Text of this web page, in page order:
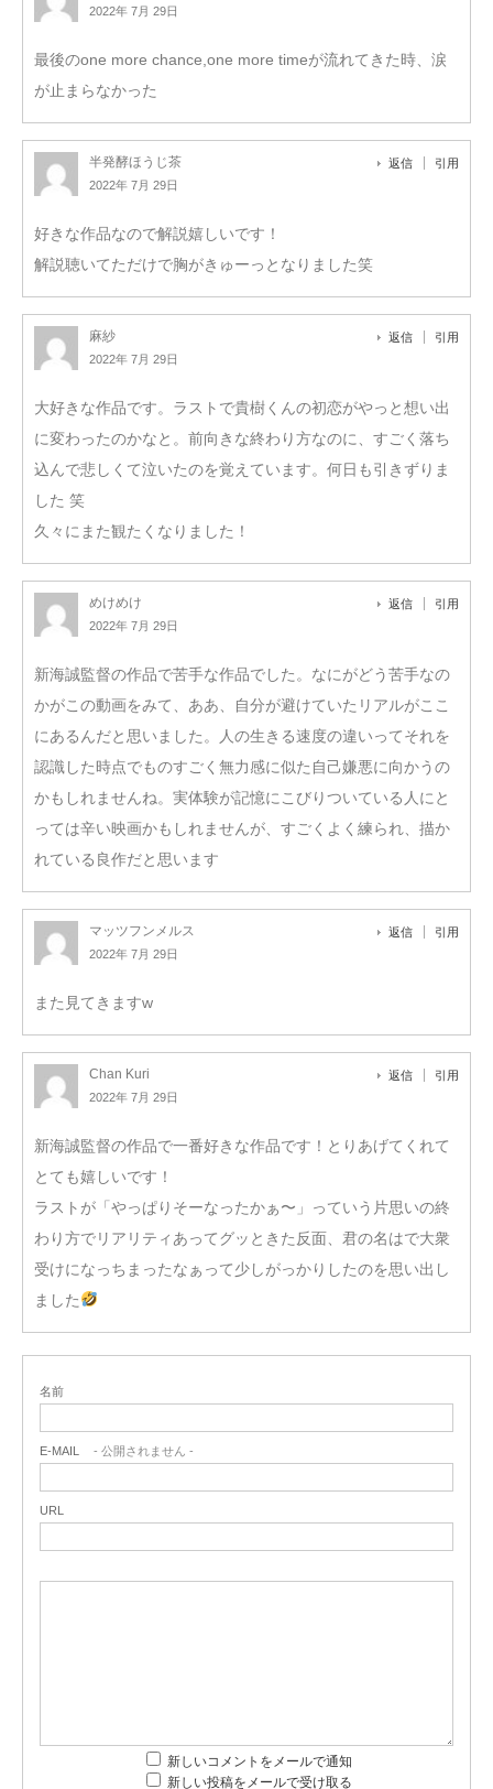
2022年 7月 29日
最後のone more chance,one more timeが流れてきた時、涙
が止まらなかった
半発酵ほうじ茶
2022年 7月 29日
返信 引用
好きな作品なので解説嬉しいです！
解説聴いてただけで胸がきゅーっとなりました笑
麻紗
2022年 7月 29日
返信 引用
大好きな作品です。ラストで貴樹くんの初恋がやっと想い出
に変わったのかなと。前向きな終わり方なのに、すごく落ち
込んで悲しくて泣いたのを覚えています。何日も引きずりま
した 笑
久々にまた観たくなりました！
めけめけ
2022年 7月 29日
返信 引用
新海誠監督の作品で苦手な作品でした。なにがどう苦手なの
かがこの動画をみて、ああ、自分が避けていたリアルがここ
にあるんだと思いました。人の生きる速度の違いってそれを
認識した時点でものすごく無力感に似た自己嫌悪に向かうの
かもしれませんね。実体験が記憶にこびりついている人にと
っては辛い映画かもしれませんが、すごくよく練られ、描か
れている良作だと思います
マッツフンメルス
2022年 7月 29日
返信 引用
また見てきますw
Chan Kuri
2022年 7月 29日
返信 引用
新海誠監督の作品で一番好きな作品です！とりあげてくれて
とても嬉しいです！
ラストが「やっぱりそーなったかぁ〜」っていう片思いの終
わり方でリアリティあってグッときた反面、君の名はで大衆
受けになっちまったなぁって少しがっかりしたのを思い出し
ました
名前
E-MAIL - 公開されません -
URL
新しいコメントをメールで通知
新しい投稿をメールで受け取る